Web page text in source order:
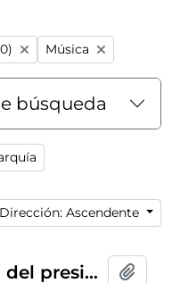
Remove filter:
Música
búsqueda
Dirección: Ascendente
Invitación y programa del presidente del Ateneo de Madrid al conferencia-concierto dentro del ciclo